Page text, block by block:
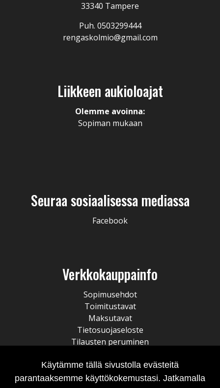
33340 Tampere
Puh. 0503299444
rengaskolmio@gmail.com
Liikkeen aukioloajat
Olemme avoinna:
Sopiman mukaan
Seuraa sosiaalisessa mediassa
Facebook
Verkkokauppainfo
Sopimusehdot
Toimitustavat
Maksutavat
Tietosuojaseloste
Tilausten peruminen
Käytämme tällä sivustolla evästeitä
parantaaksemme käyttökokemustasi. Jatkamalla